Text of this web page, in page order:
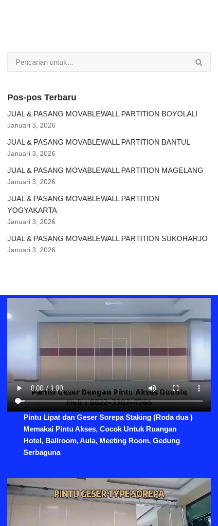
Pos-pos Terbaru
JUAL & PASANG MOVABLEWALL PARTITION BOYOLALI
Januari 3, 2026
JUAL & PASANG MOVABLEWALL PARTITION BANTUL
Januari 3, 2026
JUAL & PASANG MOVABLEWALL PARTITION MAGELANG
Januari 3, 2026
JUAL & PASANG MOVABLEWALL PARTITION
YOGYAKARTA
Januari 3, 2026
JUAL & PASANG MOVABLEWALL PARTITION SUKOHARJO
Januari 3, 2026
Pintu Lipat dan Geser Sorepa Staking (Roda dua )
Memakai Pintu Akses, Cocok Untuk Ruangan
Hotel, Ballroom, Aula, Meeting Room, Gedung
Serbaguna